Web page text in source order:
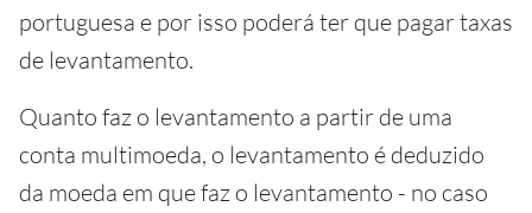
portuguesa e por isso poderá ter que pagar taxas
de levantamento.
Quanto faz o levantamento a partir de uma
conta multimoeda, o levantamento é deduzido
da moeda em que faz o levantamento - no caso